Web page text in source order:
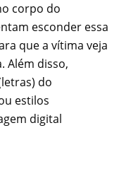
corpo do
esconder essa
que a vítima veja
Além disso,
do
estilos
digital